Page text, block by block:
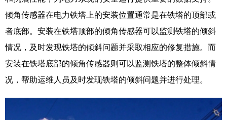
倾角传感器在电力铁塔上的安装位置通常是在铁塔的顶部或
者底部。安装在铁塔顶部的倾角传感器可以监测铁塔的倾斜
情况，及时发现铁塔的倾斜问题并采取相应的修复措施。而
安装在铁塔底部的倾角传感器则可以监测铁塔的整体倾斜情
况，帮助运维人员及时发现铁塔的倾斜问题并进行处理。